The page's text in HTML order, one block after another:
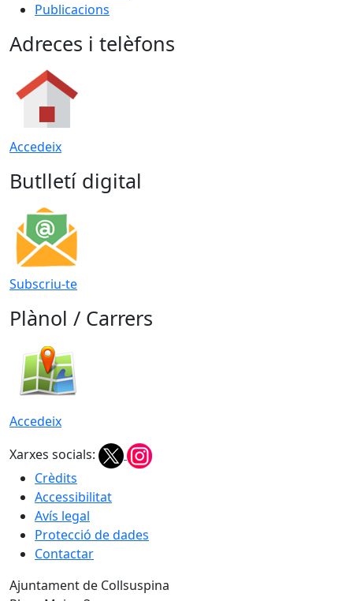
Publicacions
Adreces i telèfons
Accedeix
Butlletí digital
Subscriu-te
Plànol / Carrers
Accedeix
Xarxes socials:
Crèdits
Accessibilitat
Avís legal
Protecció de dades
Contactar
Ajuntament de Collsuspina